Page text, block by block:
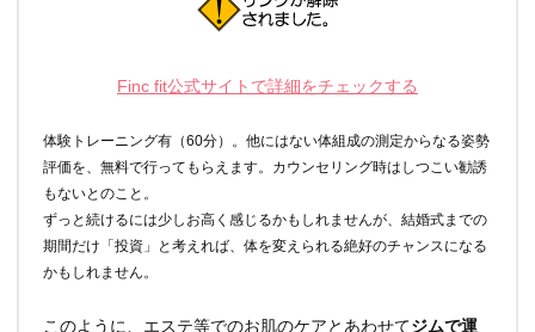
Finc fit公式サイトで詳細をチェックする
体験トレーニング有（60分）。他にはない体組成の測定からなる姿勢
評価を、無料で行ってもらえます。カウンセリング時はしつこい勧誘
もないとのこと。
ずっと続けるには少しお高く感じるかもしれませんが、結婚式までの
期間だけ「投資」と考えれば、体を変えられる絶好のチャンスになる
かもしれません。
このように、エステ等でのお肌のケアとあわせてジムで運